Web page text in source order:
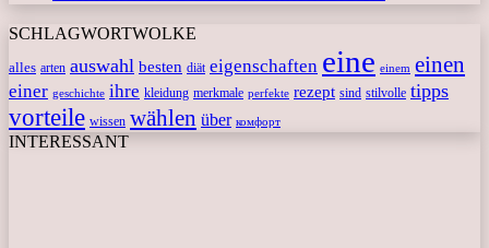
SCHLAGWORTWOLKE
alles arten auswahl besten diät eigenschaften eine einem einen
einer geschichte ihre kleidung merkmale perfekte rezept sind stilvolle tipps
vorteile wissen wählen über комфорт
INTERESSANT